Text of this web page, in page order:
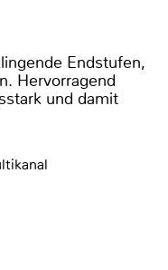
Endstufen,
Hervorragend
und damit